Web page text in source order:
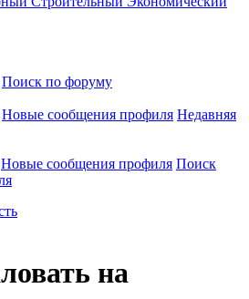
Поиск по форуму
Новые сообщения профиля Недавняя
Новые сообщения профиля Поиск
на